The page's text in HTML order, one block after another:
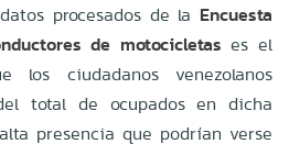
procesados de la Encuesta
de motocicletas es el
los ciudadanos venezolanos
total de ocupados en dicha
presencia que podrían verse